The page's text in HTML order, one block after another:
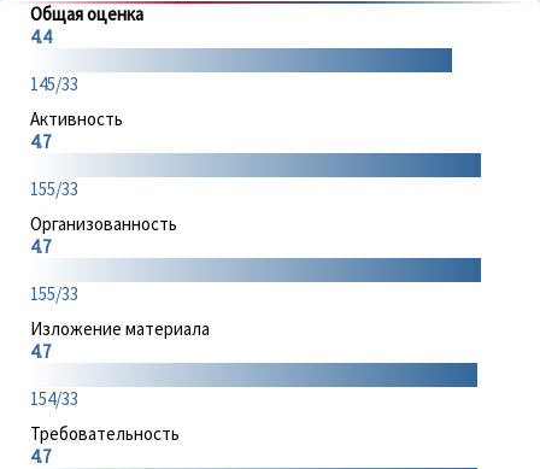
Общая оценка
4.4
145/33
Активность
4.7
155/33
Организованность
4.7
155/33
Изложение материала
4.7
154/33
Требовательность
4.7